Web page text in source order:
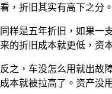
看，折旧其实有高下之分。
同样是五年折旧，如果一
来的折旧成本就更低，资
反之，车没怎么用就出故
成本就被拉高了。资产没